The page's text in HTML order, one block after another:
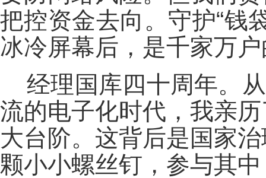
把控资金去向。守护“钱
冰冷屏幕后，是千家万
经理国库四十周年。
流的电子化时代，我亲
大台阶。这背后是国家
颗小小螺丝钉，参与其